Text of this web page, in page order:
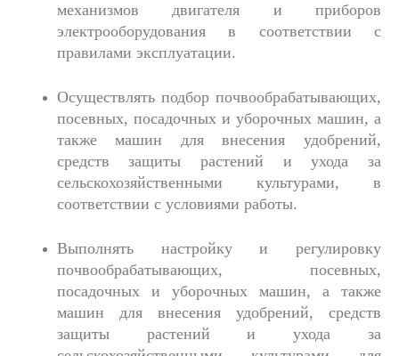
механизмов двигателя и приборов
электрооборудования в соответствии с
правилами эксплуатации.
Осуществлять подбор почвообрабатывающих,
посевных, посадочных и уборочных машин, а
также машин для внесения удобрений,
средств защиты растений и ухода за
сельскохозяйственными культурами, в
соответствии с условиями работы.
Выполнять настройку и регулировку
почвообрабатывающих, посевных,
посадочных и уборочных машин, а также
машин для внесения удобрений, средств
защиты растений и ухода за